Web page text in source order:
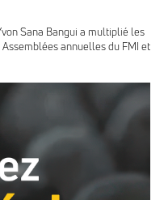
Sana Bangui a multiplié les
annuelles du FMI et